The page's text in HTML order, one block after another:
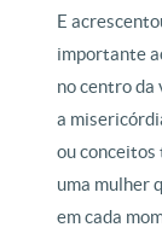
E
importante
no centro da
a
ou conceitos
uma mulher
em cada